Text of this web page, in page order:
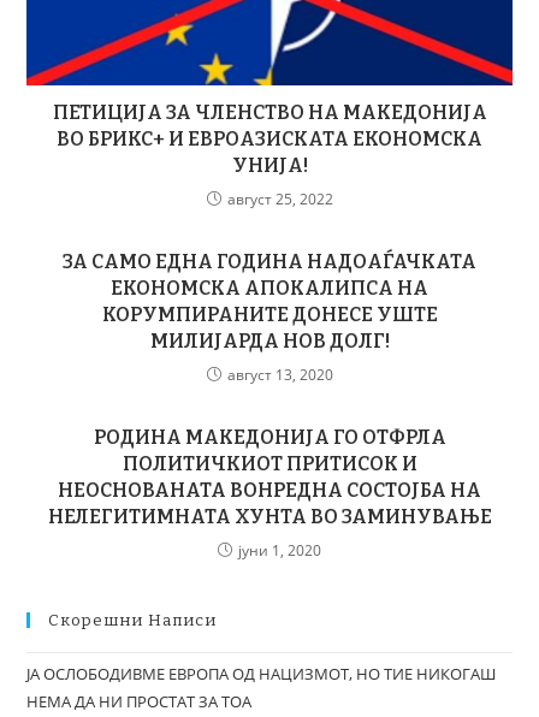
ПЕТИЦИЈА ЗА ЧЛЕНСТВО НА МАКЕДОНИЈА
ВО БРИКС+ И ЕВРОАЗИСКАТА ЕКОНОМСКА
УНИЈА!
август 25, 2022
ЗА САМО ЕДНА ГОДИНА НАДОАЃАЧКАТА
ЕКОНОМСКА АПОКАЛИПСА НА
КОРУМПИРАНИТЕ ДОНЕСЕ УШТЕ
МИЛИЈАРДА НОВ ДОЛГ!
август 13, 2020
РОДИНА МАКЕДОНИЈА ГО ОТФРЛА
ПОЛИТИЧКИОТ ПРИТИСОК И
НЕОСНОВАНАТА ВОНРЕДНА СОСТОЈБА НА
НЕЛЕГИТИМНАТА ХУНТА ВО ЗАМИНУВАЊЕ
јуни 1, 2020
Скорешни Написи
ЈА ОСЛОБОДИВМЕ ЕВРОПА ОД НАЦИЗМОТ, НО ТИЕ НИКОГАШ
НЕМА ДА НИ ПРОСТАТ ЗА ТОА